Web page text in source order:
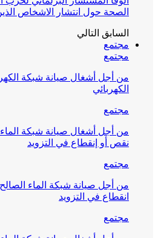
الصحة حول انتشار الاشخاص
السابق التالي
مجتمع
مجتمع
من أجل أشغال صيانة شبكة
الكهربائي
مجتمع
من أجل أشغال صيانة شبكة
نقص أو إنقطاع في التزويد
مجتمع
من أجل صيانة شبكة الماء
انقطاع في التزويد
مجتمع